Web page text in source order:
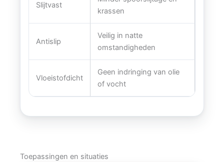
Slijtvast
krassen
Antislip
Veilig in natte
omstandigheden
Vloeistofdicht
Geen indringing van olie
of vocht
Toepassingen en situaties